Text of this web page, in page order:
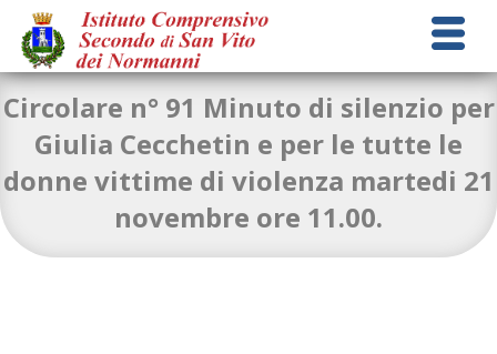
Circolare n° 91 Minuto di silenzio per
Giulia Cecchetin e per le tutte le
donne vittime di violenza martedi 21
novembre ore 11.00.
circolare-n.-91minuto-di-silenzio-lotta-violenza-sulle-
Download
4903_minuto-di-silenzio-21_11_23